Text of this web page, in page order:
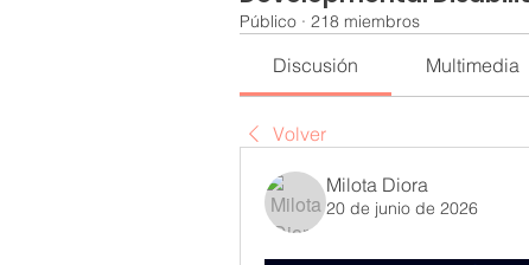
Público · 218 miembros
Discusión Multimedia
Volver
Milota Diora
20 de junio de 2026